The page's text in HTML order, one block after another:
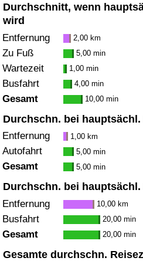
Durchschnitt, wenn
wird
Entfernung 2,00 km
Zu Fuß 5,00 min
Wartezeit 1,00 min
Busfahrt 4,00 min
Gesamt 10,00 min
Durchschn. bei
Entfernung 1,00 km
Autofahrt 5,00 min
Gesamt 5,00 min
Durchschn. bei
Entfernung 10,00 km
Busfahrt 20,00 min
Gesamt 20,00 min
Gesamte durchschn.
Verkehrs-Index (aktuell)
Verkehrs-Index nach Land